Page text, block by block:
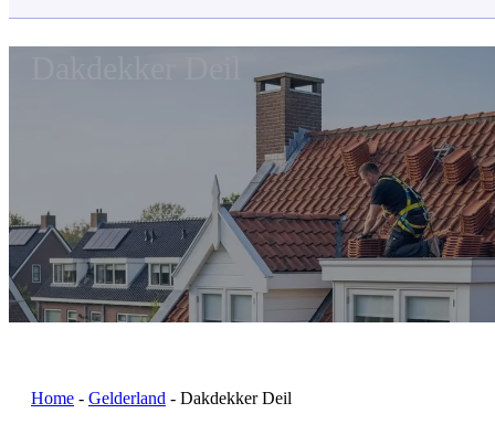
Home - Gelderland - Dakdekker Deil